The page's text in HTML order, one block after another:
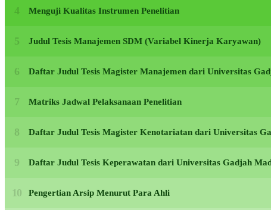
Menguji Kualitas Instrumen Penelitian
Judul Tesis Manajemen SDM (Variabel Kinerja Karyawan)
Daftar Judul Tesis Magister Manajemen dari Universitas
Matriks Jadwal Pelaksanaan Penelitian
Daftar Judul Tesis Magister Kenotariatan dari Universitas
Daftar Judul Tesis Keperawatan dari Universitas Gadjah
Pengertian Arsip Menurut Para Ahli